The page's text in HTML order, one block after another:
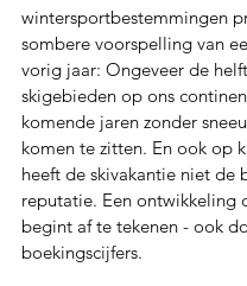
wintersportbestemmingen
sombere voorspelling van
vorig jaar: Ongeveer de
skigebieden op ons
komende jaren zonder
komen te zitten. En ook op
heeft de skivakantie niet de
reputatie. Een ontwikkeling
begint af te tekenen - ook
boekingscijfers.